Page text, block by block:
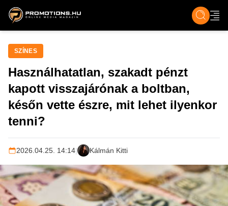
ZENE, FILM & KULT ÉLET TECH &
SZÍNES
Használhatatlan, szakadt pénzt
kapott visszajárónak a boltban,
későn vette észre, mit lehet ilyenkor
tenni?
2026.04.25. 14:14| Kálmán Kitti